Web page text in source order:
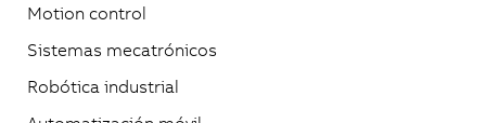
Motion control
Sistemas mecatrónicos
Robótica industrial